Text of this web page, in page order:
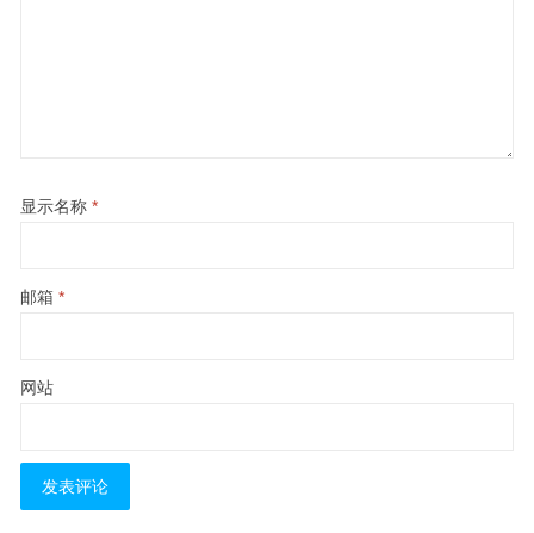
显示名称 *
邮箱 *
网站